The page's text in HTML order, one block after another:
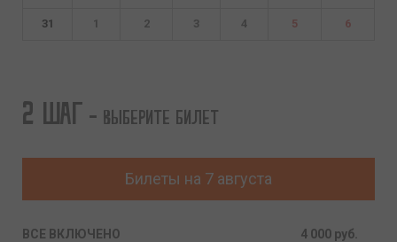
31 1 2 3 4 5 6
2 шаг - Выберите билет
Билеты на 7 августа
ВСЕ ВКЛЮЧЕНО
4 000 руб.